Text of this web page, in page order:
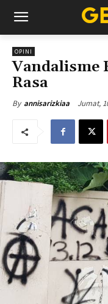
OPINI
Vandalisme
Rasa
By annisarizkiaa Jumat,